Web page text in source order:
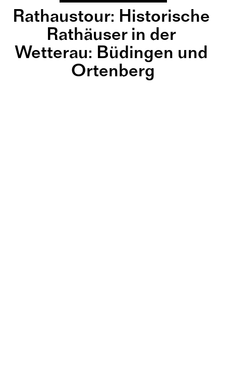
Rathaustour: Historische
Rathäuser in der
Wetterau: Büdingen und
Ortenberg